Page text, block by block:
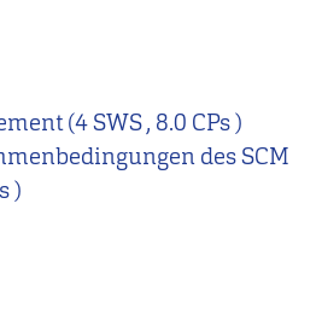
(4 SWS , 8.0 CPs )
des SCM
)